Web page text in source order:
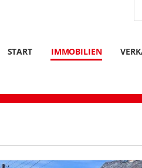
START IMMOBILIEN